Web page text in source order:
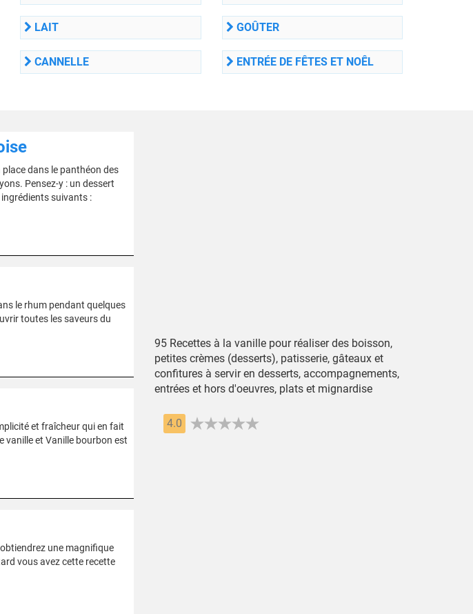
LAIT
CANNELLE
GOÛTER
ENTRÉE DE FÊTES ET NOÊL
dans le panthéon des
Pensez-y : un dessert
suivants :
le rhum pendant quelques
toutes les saveurs du
et fraîcheur qui en fait
vanille et Vanille bourbon est
une magnifique
vous avez cette recette
95 Recettes à la vanille pour réaliser des boisson,
petites crèmes (desserts), patisserie, gâteaux et
confitures à servir en desserts, accompagnements,
entrées et hors d'oeuvres, plats et mignardise
4.0